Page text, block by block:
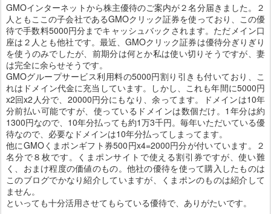
GMOインターネットから株主優待のご案内が２名分届きました。２
人ともここの子会社であるGMOクリック証券を使っており、この優
待で手数料5000円分までキャッシュバックされます。ただメイン口
座は２人とも他社です。最近、GMOクリック証券は優待分ぎりぎり
を使うのみでしたが、前期分は何とか私は使い切りそうですが、妻
は完全に余らせそうです。
GMOグループサービス利用料の5000円割り引きも付いており、こ
れはドメイン代金に充当しています。しかし、これも年間に5000円
x2回x2人分で、20000円分にもなり、余ってます。ドメインは10年
分前払い可能ですが、使っているドメインは数個だけ。1年分は約
1300円なので、10年分払っても約1万3千円。毎年いただいている優
待なので、必要なドメインは10年分払ってしまってます。
他にGMOくまポンギフト券500円x4=2000円分が付いています。２
名分で８枚です。くまポンサイトで使える割引券ですが、使い難
く、おまけ程度の価値のもの。他社の優待を使って購入したものは
このブログでかなり紹介していますが、くまポンのものは紹介して
ません。
といっても十分活用させてもらている優待で、ありがたいです。